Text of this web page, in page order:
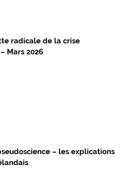
radicale de la crise
Mars 2026
– les explications